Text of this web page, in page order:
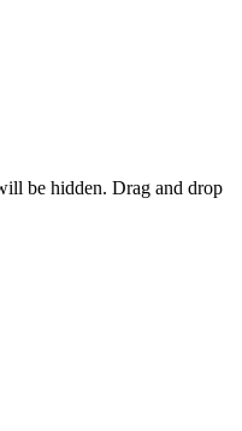
be hidden. Drag and drop